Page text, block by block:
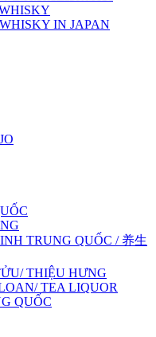
IN JAPAN
TRUNG QUỐC / 养生
THIỆU HƯNG
TEA LIQUOR
QUỐC